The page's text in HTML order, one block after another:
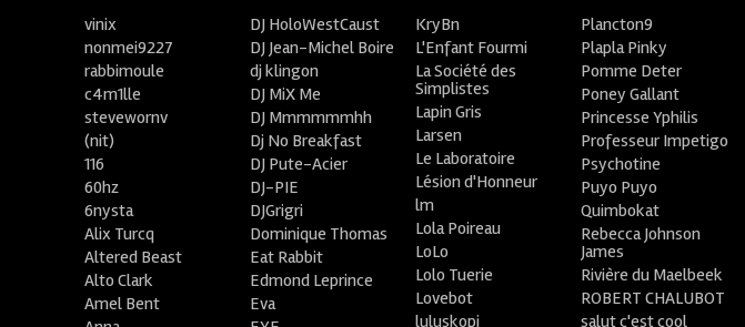
vinix
nonmei9227
rabbimoule
c4m1lle
stevewornv
(nit)
116
60hz
6nysta
Alix Turcq
Altered Beast
Alto Clark
Amel Bent
DJ HoloWestCaust
DJ Jean-Michel Boire
dj klingon
DJ MiX Me
DJ Mmmmmmhh
Dj No Breakfast
DJ Pute-Acier
DJ-PIE
DJGrigri
Dominique Thomas
Eat Rabbit
Edmond Leprince
Eva
KryBn
L'Enfant Fourmi
La Société des
Simplistes
Lapin Gris
Larsen
Le Laboratoire
Lésion d'Honneur
lm
Lola Poireau
LoLo
Lolo Tuerie
Lovebot
luluskopi
Plancton9
Plapla Pinky
Pomme Deter
Poney Gallant
Princesse Yphilis
Professeur Impetigo
Psychotine
Puyo Puyo
Quimbokat
Rebecca Johnson
James
Rivière du Maelbeek
ROBERT CHALUBOT
salut c'est cool